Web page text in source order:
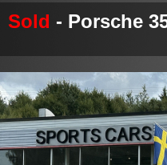
Sold - Porsche